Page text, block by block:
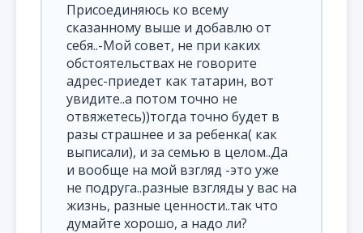
Присоединяюсь ко всему
сказанному выше и добавлю от
себя..-Мой совет, не при каких
обстоятельствах не говорите
адрес-приедет как татарин, вот
увидите..а потом точно не
отвяжетесь))тогда точно будет в
разы страшнее и за ребенка( как
выписали), и за семью в целом..Да
и вообще на мой взгляд -это уже
не подруга..разные взгляды у вас на
жизнь, разные ценности..так что
думайте хорошо, а надо ли?